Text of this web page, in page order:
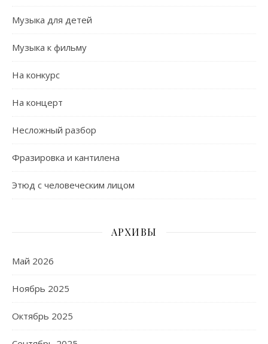
Музыка для детей
Музыка к фильму
На конкурс
На концерт
Несложный разбор
Фразировка и кантилена
Этюд с человеческим лицом
АРХИВЫ
Май 2026
Ноябрь 2025
Октябрь 2025